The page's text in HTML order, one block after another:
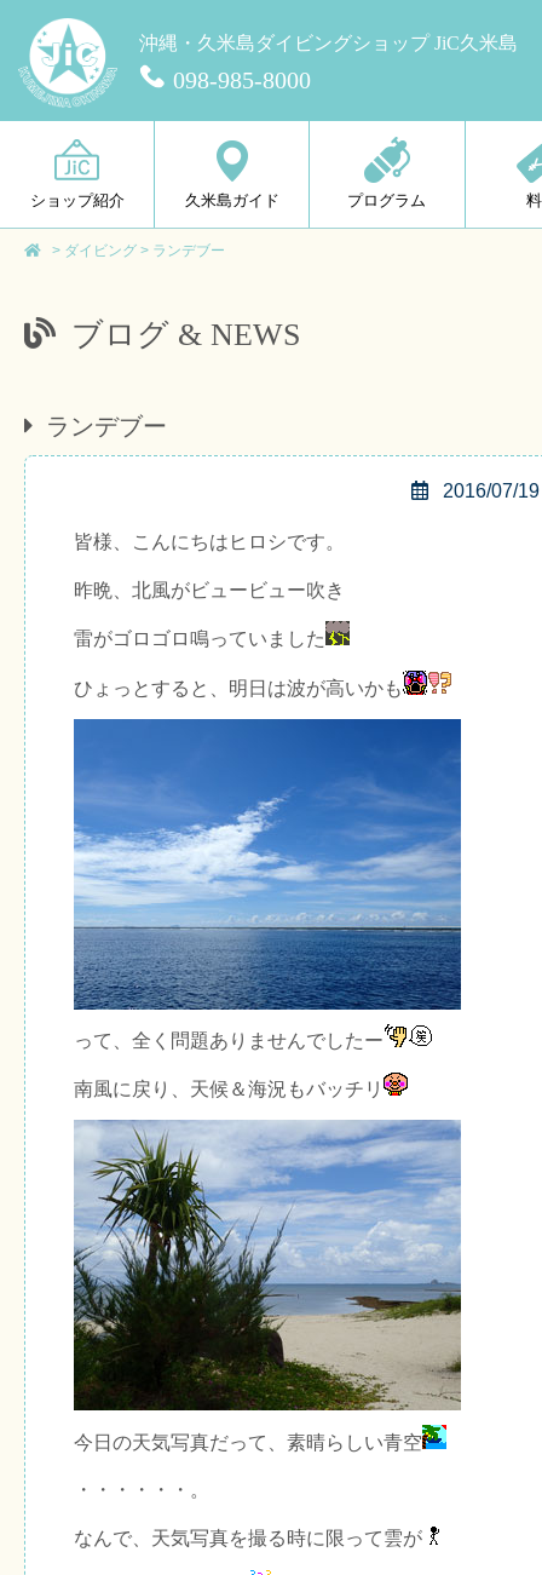
沖縄・久米島ダイビングショップ JiC久米島
098-985-8000
ショップ紹介 久米島ガイド プログラム
> ダイビング > ランデブー
ブログ & NEWS
ランデブー
2016/07/19
皆様、こんにちはヒロシです。
昨晩、北風がビュービュー吹き
雷がゴロゴロ鳴っていました
ひょっとすると、明日は波が高いかも
って、全く問題ありませんでしたー
南風に戻り、天候＆海況もバッチリ
今日の天気写真だって、素晴らしい青空
・・・・・・。
なんで、天気写真を撮る時に限って雲が